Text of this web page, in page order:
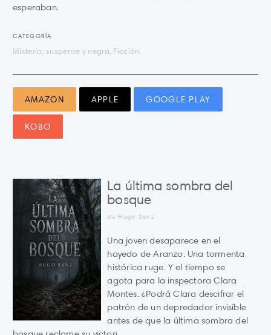
esperaban.
CATEGORÍA
Misterio, suspense y negra, Ficción
AMAZON APPLE GOOGLE PLAY
KOBO
La última sombra del
bosque
de Hugo Sanz
Una joven desaparece en el
hayedo de Aranzo. Una tormenta
histórica ruge. Y el tiempo se
agota para la inspectora Clara
Montes. ¿Podrá Clara descifrar el
patrón de un depredador invisible
antes de que la última sombra del